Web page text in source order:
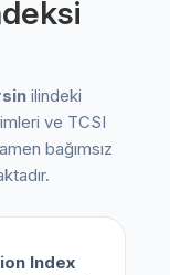
ilindeki
ve TCSI
bağımsız
Index